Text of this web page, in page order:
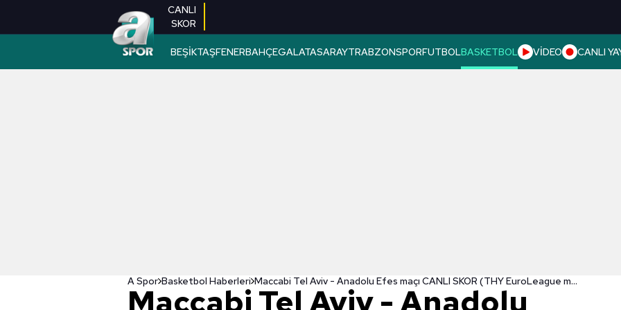
CANLI
SKOR
BEŞİKTAŞFENERBAHÇEGALATASARAYTRABZONSPORFUTBOLBASKETBOL VİDEO CANLI
A Spor Basketbol Haberleri Maccabi Tel Aviv - Anadolu Efes maçı CANLI SKOR (THY EuroLeague maçı canlı izle)
Maccabi Tel Aviv - Anadolu